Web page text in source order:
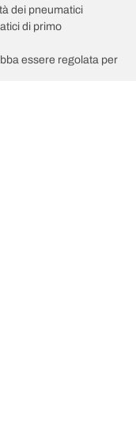
dei pneumatici
di primo
essere regolata per